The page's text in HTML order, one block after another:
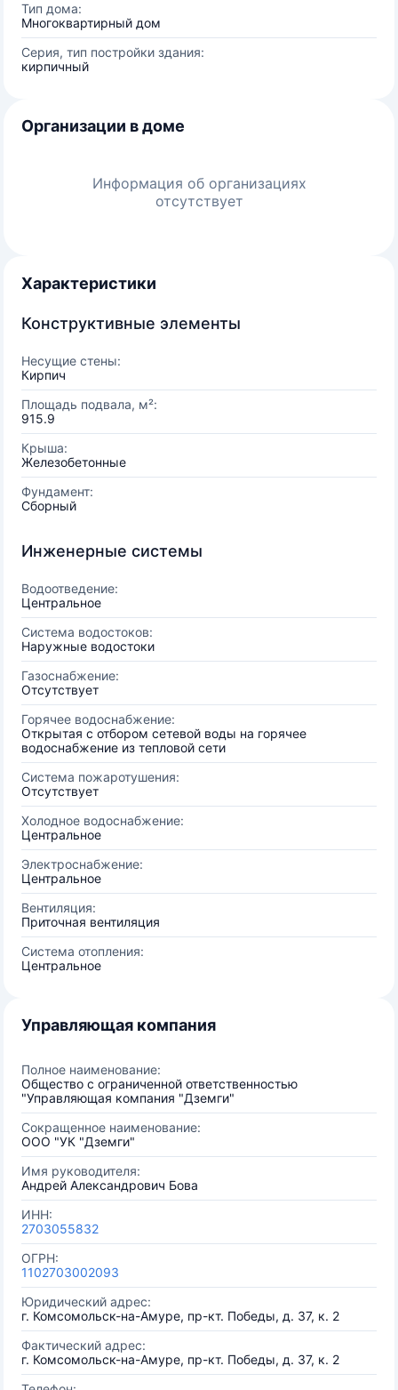
Тип дома:
Многоквартирный дом
Серия, тип постройки здания:
кирпичный
Организации в доме
Информация об организациях
отсутствует
Характеристики
Конструктивные элементы
Несущие стены:
Кирпич
Площадь подвала, м²:
915.9
Крыша:
Железобетонные
Фундамент:
Сборный
Инженерные системы
Водоотведение:
Центральное
Система водостоков:
Наружные водостоки
Газоснабжение:
Отсутствует
Горячее водоснабжение:
Открытая с отбором сетевой воды на горячее
водоснабжение из тепловой сети
Система пожаротушения:
Отсутствует
Холодное водоснабжение:
Центральное
Электроснабжение:
Центральное
Вентиляция:
Приточная вентиляция
Система отопления:
Центральное
Управляющая компания
Полное наименование:
Общество с ограниченной ответственностью
"Управляющая компания "Дземги"
Сокращенное наименование:
ООО "УК "Дземги"
Имя руководителя:
Андрей Александрович Бова
ИНН:
2703055832
ОГРН:
1102703002093
Юридический адрес:
г. Комсомольск-на-Амуре, пр-кт. Победы, д. 37, к. 2
Фактический адрес:
г. Комсомольск-на-Амуре, пр-кт. Победы, д. 37, к. 2